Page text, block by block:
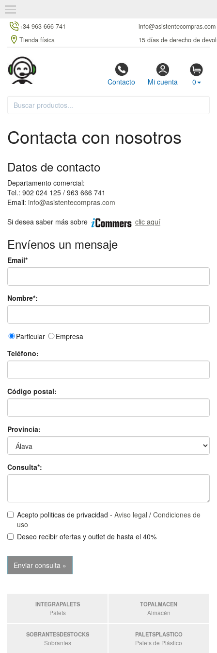
+34 963 666 741
info@asistentecompras.com
Tienda física
15 días de derecho de
Contacto Mi cuenta 0
Contacta con nosotros
Datos de contacto
Departamento comercial:
Tel.: 902 024 125 / 963 666 741
Email: info@asistentecompras.com
Si desea saber más sobre
clic aquí
Envíenos un mensaje
Email*
Nombre*:
Particular
Empresa
Teléfono:
Código postal:
Provincia:
Consulta*:
Acepto politicas de privacidad - Aviso legal / Condiciones de
uso
Deseo recibir ofertas y outlet de hasta el 40%
INTEGRAPALETS
Palets
TOPALMACEN
Almacén
SOBRANTESDESTOCKS
Sobrantes
PALETSPLASTICO
Palets de Plástico